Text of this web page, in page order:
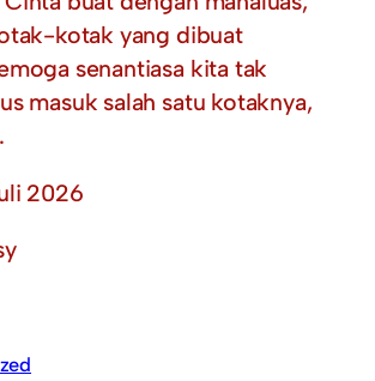
kotak yang dibuat
senantiasa kita tak
masuk salah satu kotaknya,
2026